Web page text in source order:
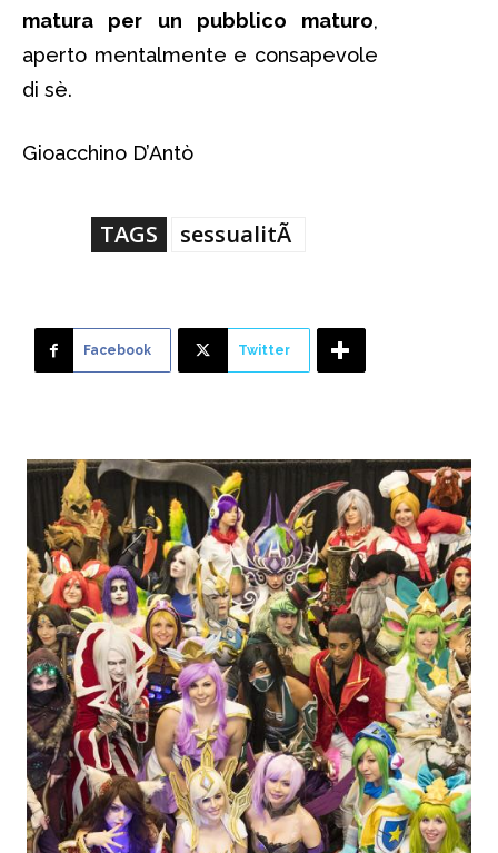
matura per un pubblico maturo,
aperto mentalmente e consapevole
di sè.
Gioacchino D’Antò
TAGS sessualitÃ
Facebook Twitter